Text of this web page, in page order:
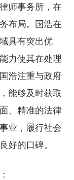
师事务所，在
布局。国浩在
具有突出优
力使其在处理
浩注重与政府
能够及时获取
、精准的法律
业，履行社会
好的口碑。